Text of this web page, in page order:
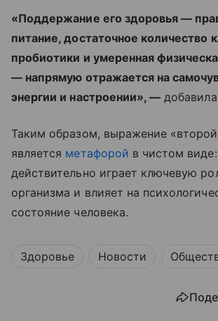
«Поддержание его здоровья —
питание, достаточное количество
пробиотики и умеренная
— напрямую отражается на
энергии и настроении», —
Таким образом, выражение
является метафорой в чистом
действительно играет ключевую
организма и влияет на
состояние человека.
Здоровье Новости